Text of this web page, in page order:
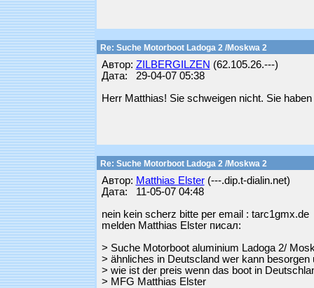
Re: Suche Motorboot Ladoga 2 /Moskwa 2
Автор: ZILBERGILZEN (62.105.26.---)
Дата: 29-04-07 05:38
Herr Matthias! Sie schweigen nicht. Sie
Re: Suche Motorboot Ladoga 2 /Moskwa 2
Автор: Matthias Elster(---.dip.t-dialin.net)
Дата: 11-05-07 04:48
nein kein scherz bitte per email : tarc1gmx.de
melden Matthias Elster писал:
> Suche Motorboot aluminium Ladoga 2/
> ähnliches in Deutscland wer kann besorgen
> wie ist der preis wenn das boot in
> MFG Matthias Elster